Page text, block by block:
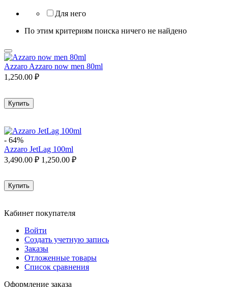
Для него
По этим критериям поиска ничего не найдено
Azzaro Azzaro now men 80ml
1,250.00 ₽
Купить
- 64%
Azzaro JetLag 100ml
3,490.00 ₽ 1,250.00 ₽
Купить
Кабинет покупателя
Войти
Создать учетную запись
Заказы
Отложенные товары
Список сравнения
Оформление заказа